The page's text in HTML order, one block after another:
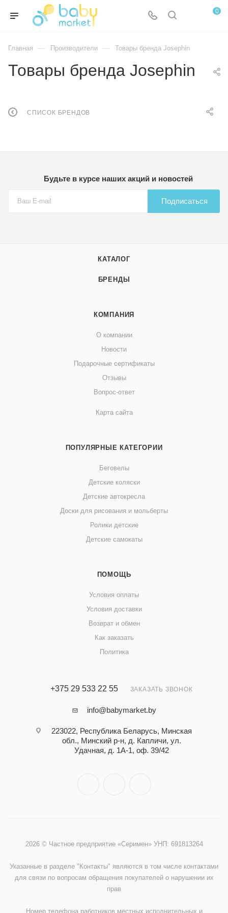
0
Главная — Производители — Товары бренда Josephin
Товары бренда Josephin
СПИСОК БРЕНДОВ
Будьте в курсе наших акций и новостей
Подписаться
КАТАЛОГ
БРЕНДЫ
КОМПАНИЯ
О компании
Новости
Подарочные сертификаты
Отзывы
Вопрос-ответ
Карта сайта
ПОПУЛЯРНЫЕ КАТЕГОРИИ
Беговелы
Детские коляски
Детские автокресла
Доски для рисования и мольберты
Ролики детские
Детские самокаты
ПОМОЩЬ
Условия оплаты
Условия доставки
Возврат и обмен
Как заказать
Политика
+375 29 533 22 55 ЗАКАЗАТЬ ЗВОНОК
info@babymarket.by
223022, Республика Беларусь, Минская
обл., Минский р-н, д. Капличи, ул.
Удачная, д. 1А-1, оф. 39/42
2026 © Частное предприятие «Серимен» УНП: 691813264
Указанные в разделе "Контакты" являются в том числе контактами
для связи по вопросам обращения покупателей о нарушении их
прав
Номер телефона работников местных исполнительных и